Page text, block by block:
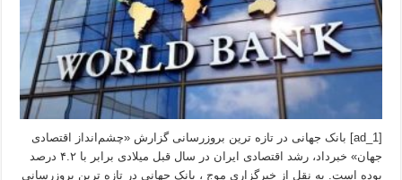
[ad_1] بانک جهانی در تازه ترین بروزرسانی گزارش «چشم‌انداز اقتصادی
جهان» خبرداد، رشد اقتصادی ایران در سال قبل میلادی برابر با ۴.۲ درصد
بوده است. به نقل از خبرگزاری موج ، بانک جهانی در تازه ترین بروزرسانی